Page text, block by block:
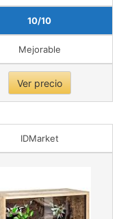
10/10
Mejorable
Ver precio
IDMarket